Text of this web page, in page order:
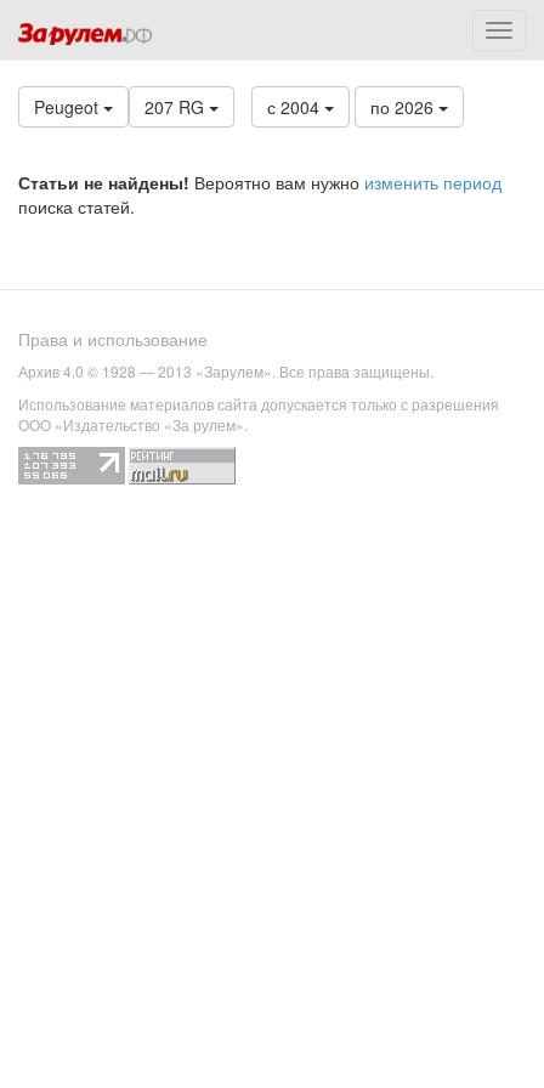
Peugeot 207 RG с 2004 по 2026
Статьи не найдены! Вероятно вам нужно изменить период
поиска статей.
Права и использование
Архив 4.0 © 1928 — 2013 «Зарулем». Все права защищены.
Использование материалов сайта допускается только с разрешения
ООО «Издательство «За рулем».